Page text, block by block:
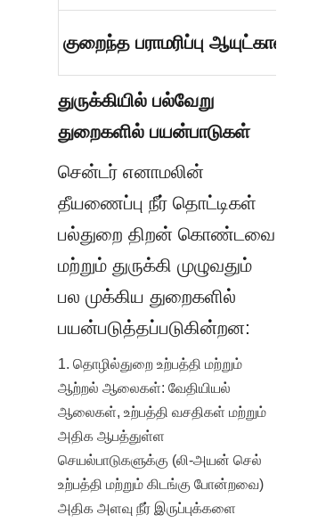
குறைந்த பராமரிப்பு ஆயுட்காலம்
துருக்கியில் பல்வேறு
துறைகளில் பயன்பாடுகள்
சென்டர் எனாமலின்
தீயணைப்பு நீர் தொட்டிகள்
பல்துறை திறன் கொண்டவை
மற்றும் துருக்கி முழுவதும்
பல முக்கிய துறைகளில்
பயன்படுத்தப்படுகின்றன:
1. தொழில்துறை உற்பத்தி மற்றும்
ஆற்றல் ஆலைகள்: வேதியியல்
ஆலைகள், உற்பத்தி வசதிகள் மற்றும்
அதிக ஆபத்துள்ள
செயல்பாடுகளுக்கு (லி-அயன் செல்
உற்பத்தி மற்றும் கிடங்கு போன்றவை)
அதிக அளவு நீர் இருப்புக்களை